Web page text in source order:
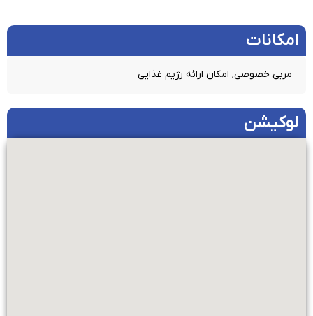
امکانات​
مربی خصوصی, امکان ارائه رژیم غذایی
لوکیشن